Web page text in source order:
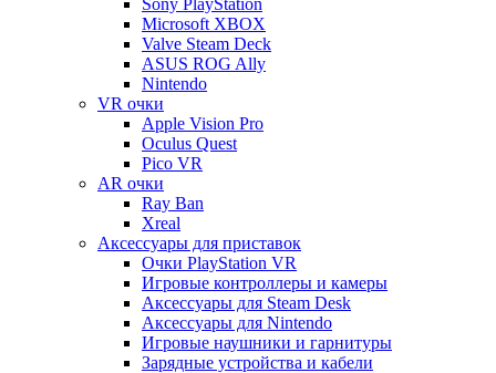
Sony PlayStation
Microsoft XBOX
Valve Steam Deck
ASUS ROG Ally
Nintendo
VR очки
Apple Vision Pro
Oculus Quest
Pico VR
AR очки
Ray Ban
Xreal
Аксессуары для приставок
Очки PlayStation VR
Игровые контроллеры и камеры
Аксессуары для Steam Desk
Аксессуары для Nintendo
Игровые наушники и гарнитуры
Зарядные устройства и кабели